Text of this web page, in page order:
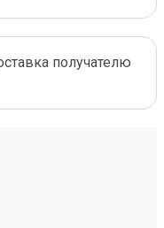
получателю